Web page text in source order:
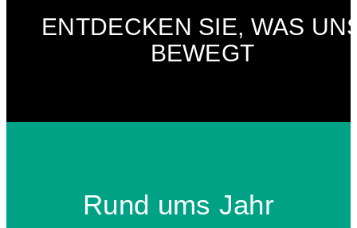
ENTDECKEN SIE, WAS
BEWEGT
Rund ums Jahr